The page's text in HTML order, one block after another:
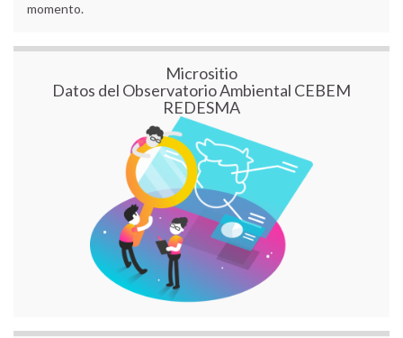
momento.
Micrositio
Datos del Observatorio Ambiental CEBEM
REDESMA